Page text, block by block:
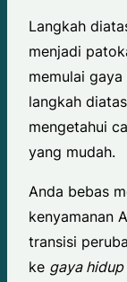
Langkah
menjadi
memulai gaya
langkah
mengetahui
yang mudah.
Anda bebas
kenyamanan
transisi
ke gaya